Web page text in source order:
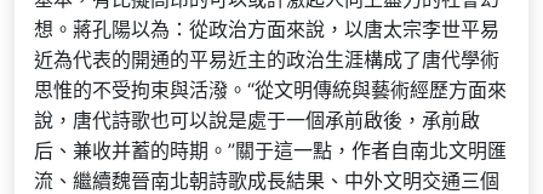
想。蔣孔陽以為：從政治方面來說，以唐太宗李世平易
近為代表的開通的平易近主的政治生涯構成了唐代學術
思惟的不受拘束與活潑。“從文明傳統與藝術經歷方面來
說，唐代詩歌也可以說是處于一個承前啟後，承前啟
后、兼收并蓄的時期。”關于這一點，作者自南北文明匯
流、繼續魏晉南北朝詩歌成長結果、中外文明交通三個